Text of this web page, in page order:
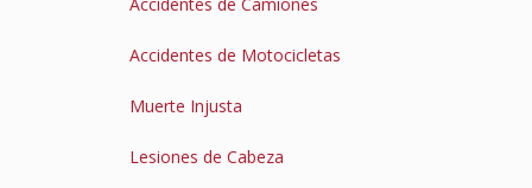
Accidentes de Motocicletas
Muerte Injusta
Lesiones de Cabeza